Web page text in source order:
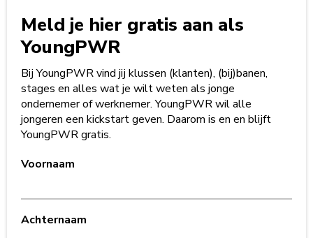
Meld je hier gratis aan als
YoungPWR
Bij YoungPWR vind jij klussen (klanten), (bij)banen,
stages en alles wat je wilt weten als jonge
ondernemer of werknemer. YoungPWR wil alle
jongeren een kickstart geven. Daarom is en en blijft
YoungPWR gratis.
Voornaam
Achternaam